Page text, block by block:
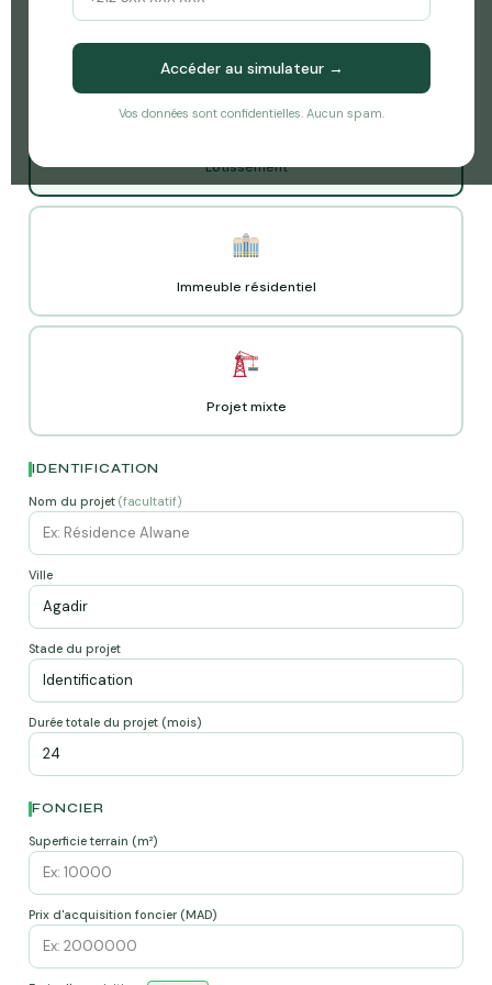
Accéder au simulateur →
Vos données sont confidentielles. Aucun spam.
TYPE DE PROJET
Lotissement
Immeuble résidentiel
Projet mixte
IDENTIFICATION
Nom du projet (facultatif)
Ville
Stade du projet
Durée totale du projet (mois)
FONCIER
Superficie terrain (m²)
Prix d'acquisition foncier (MAD)